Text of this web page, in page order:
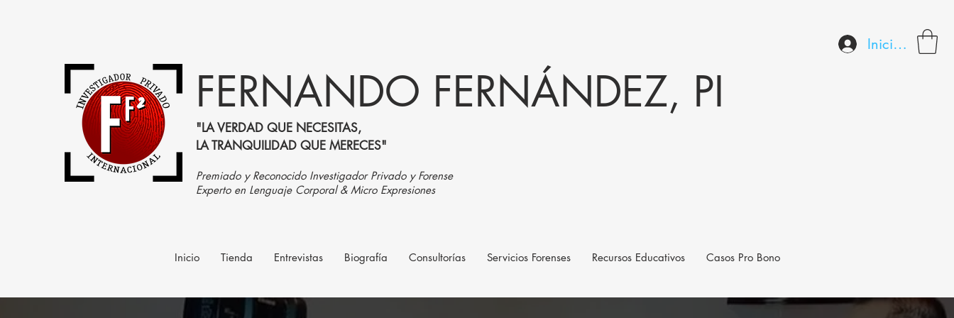
Iniciar sesión
FERNANDO FERNÁNDEZ, PI
"LA VERDAD QUE NECESITAS,
LA TRANQUILIDAD QUE MERECES"
Premiado y Reconocido Investigador Privado y Forense
Experto en Lenguaje Corporal & Micro Expresiones
Inicio Tienda Entrevistas Biografía Consultorías Servicios Forenses Recursos Educativos Casos Pro Bono